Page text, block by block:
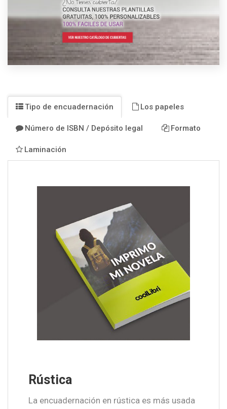
Tipo de encuadernación Los papeles
Número de ISBN / Depósito legal Formato
Laminación
Rústica
La encuadernación en rústica es más usada